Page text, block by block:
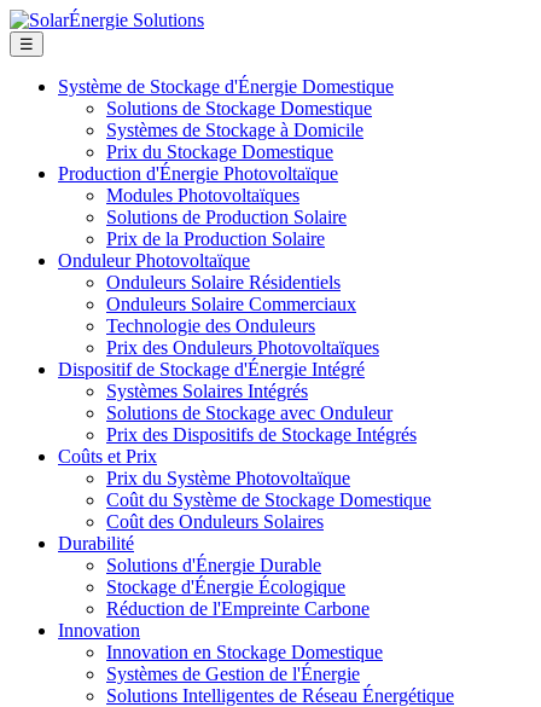
☰
Système de Stockage d'Énergie Domestique
Solutions de Stockage Domestique
Systèmes de Stockage à Domicile
Prix du Stockage Domestique
Production d'Énergie Photovoltaïque
Modules Photovoltaïques
Solutions de Production Solaire
Prix de la Production Solaire
Onduleur Photovoltaïque
Onduleurs Solaire Résidentiels
Onduleurs Solaire Commerciaux
Technologie des Onduleurs
Prix des Onduleurs Photovoltaïques
Dispositif de Stockage d'Énergie Intégré
Systèmes Solaires Intégrés
Solutions de Stockage avec Onduleur
Prix des Dispositifs de Stockage Intégrés
Coûts et Prix
Prix du Système Photovoltaïque
Coût du Système de Stockage Domestique
Coût des Onduleurs Solaires
Durabilité
Solutions d'Énergie Durable
Stockage d'Énergie Écologique
Réduction de l'Empreinte Carbone
Innovation
Innovation en Stockage Domestique
Systèmes de Gestion de l'Énergie
Solutions Intelligentes de Réseau Énergétique